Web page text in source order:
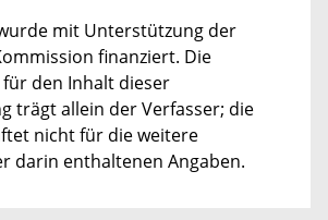
mit Unterstützung der
finanziert. Die
den Inhalt dieser
trägt allein der Verfasser; die
nicht für die weitere
darin enthaltenen Angaben.